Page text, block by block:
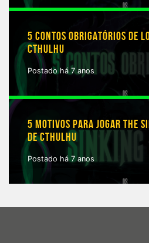
5 CONTOS OBRIGATÓRIOS DE
CTHULHU
Postado há 7 anos
5 MOTIVOS PARA JOGAR THE
DE CTHULHU
Postado há 7 anos